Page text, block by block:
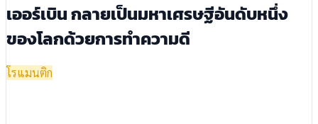
เออร์เบิน กลายเป็นมหาเศรษฐีอันดับหนึ่ง
ของโลกด้วยการทำความดี
โรแมนติก